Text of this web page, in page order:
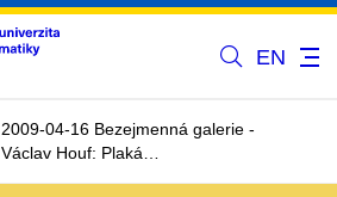
EN
2009-04-16 Bezejmenná galerie -
Václav Houf: Plaká…